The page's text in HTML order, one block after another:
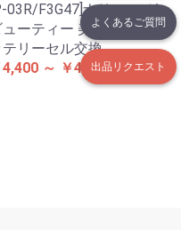
よくあるご質問
出品リクエスト
03R/F3G47]ナリス メガ
ューティー 美顔器 他 バ
テリーセル交換
4,400 ～ ￥4,950 (税込)